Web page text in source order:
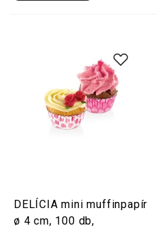
DELÍCIA mini muffinpapír
ø 4 cm, 100 db,